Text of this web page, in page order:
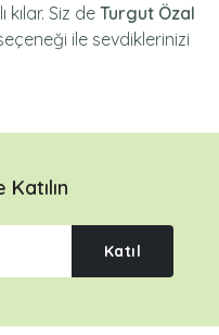
Siz de Turgut Özal
ile sevdiklerinizi
Katıl